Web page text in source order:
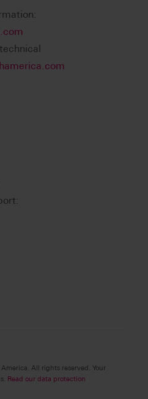
All rights reserved. Your
Read our data protection